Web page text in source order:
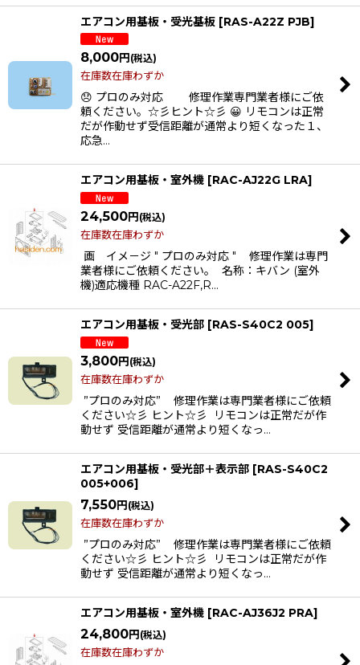
エアコン用基板・受光基板 [RAS-A22Z PJB]
8,000円 (税込)
在庫数在庫わずか
😞 プロのみ対応 修理作業専門業者様にご依
頼ください。☆彡ヒント☆彡 😀 リモコンは正常
だが作動せず受信距離が通常より短くなった１、
応急…
エアコン用基板・室外機 [RAC-AJ22G LRA]
24,500円 (税込)
在庫数在庫わずか
画 イメ－ジ " プロのみ対応 " 修理作業は専門
業者様にご依頼ください。 名称：キバン (室外
機)適応機種 RAC-A22F,R…
エアコン用基板・受光部 [RAS-S40C2 005]
3,800円 (税込)
在庫数在庫わずか
”プロのみ対応” 修理作業は専門業者様にご依頼
ください☆彡 ヒント☆彡 リモコンは正常だが作
動せず 受信距離が通常より短くなっ…
エアコン用基板・受光部＋表示部 [RAS-S40C2
005+006]
7,550円 (税込)
在庫数在庫わずか
”プロのみ対応” 修理作業は専門業者様にご依頼
ください☆彡 ヒント☆彡 リモコンは正常だが作
動せず 受信距離が通常より短くなっ…
エアコン用基板・室外機 [RAC-AJ36J2 PRA]
24,800円 (税込)
在庫数在庫わずか